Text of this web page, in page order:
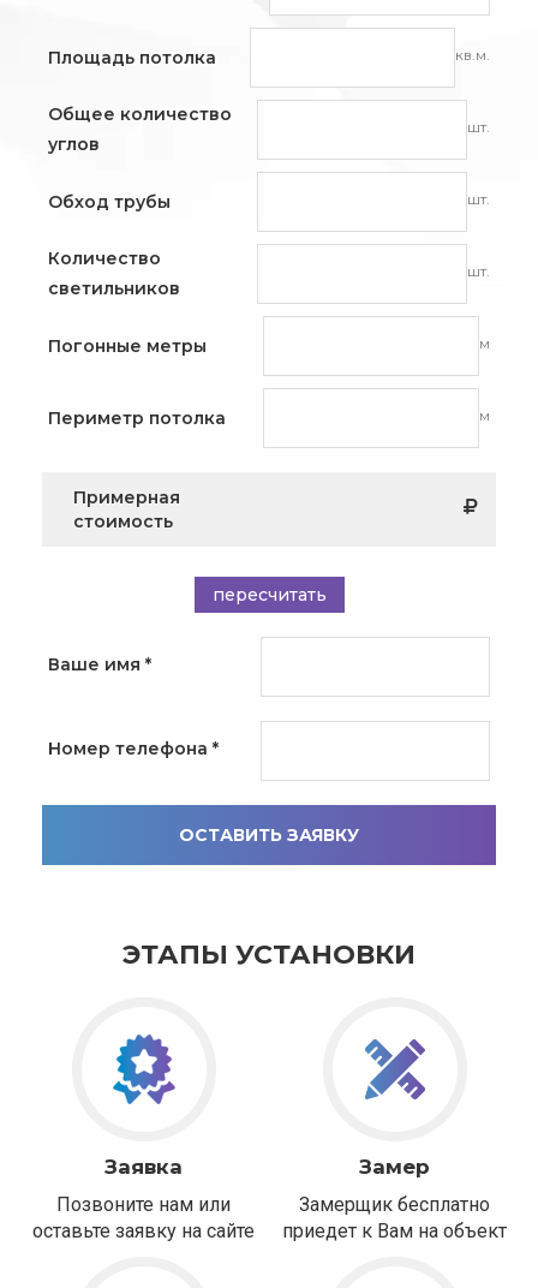
Площадь потолка кв.м.
Общее количество
углов
шт.
Обход трубы шт.
Количество
светильников
шт.
Погонные метры м
Периметр потолка м
Примерная
стоимость
пересчитать
Ваше имя *
Номер телефона *
ОСТАВИТЬ ЗАЯВКУ
ЭТАПЫ УСТАНОВКИ
Заявка
Позвоните нам или
оставьте заявку на сайте
Замер
Замерщик бесплатно
приедет к Вам на объект